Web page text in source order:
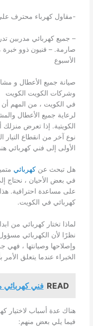
-مقاول كهرباء محترف
– جميع كهربائي مدربين
صارمة. – فنيون ذوو خبرة
الأسبوع
صيانة جميع الأعطال و
وشركات الكويت الكويت
في الكويت ، من المهم
لرعاية جميع الأعطال
الكويتية. إذا تعرض منزلك
نوع آخر من انقطاع
الأولى إلى فني كهربائي
هل تبحث عن كهربائي
في بعض الأحيان ، نحتاج
على مساعدة احترافية.
كهربائي في الكويت.
لماذا تختار كهربائي من
نظرًا لأن الكهربائي مسؤول
وإصلاحها وصيانتها ، فهي
الخبراء عندما يتعلق
READ فني كهربائي
هناك عدة أسباب لاختيار
فيما يلي بعض منهم: